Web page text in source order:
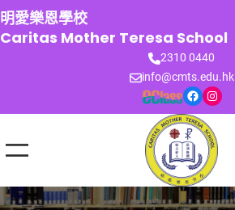
跳
至
主
明愛樂恩學校
Caritas Mother Teresa School
2310 0440
info@cmts.edu.hk
Facebook Instagram